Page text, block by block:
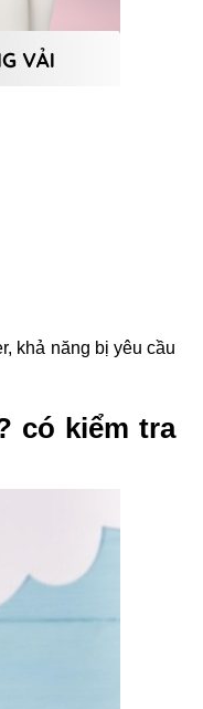
khả năng bị yêu cầu
có kiểm tra